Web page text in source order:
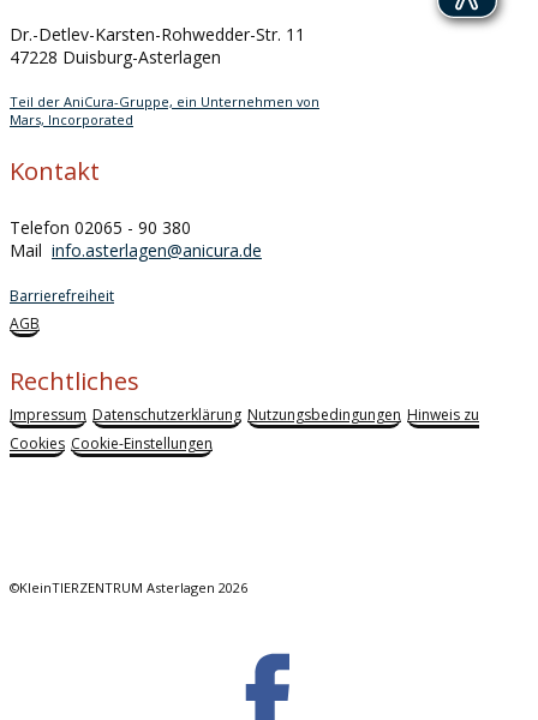
Dr.-Detlev-Karsten-Rohwedder-Str. 11
47228 Duisburg-Asterlagen
Teil der AniCura-Gruppe, ein Unternehmen von
Mars, Incorporated
Kontakt
Telefon 02065 - 90 380
Mail info.asterlagen@anicura.de
Barrierefreiheit
AGB
Rechtliches
Impressum Datenschutzerklärung Nutzungsbedingungen Hinweis zu
Cookies Cookie-Einstellungen
©KleinTIERZENTRUM Asterlagen 2026